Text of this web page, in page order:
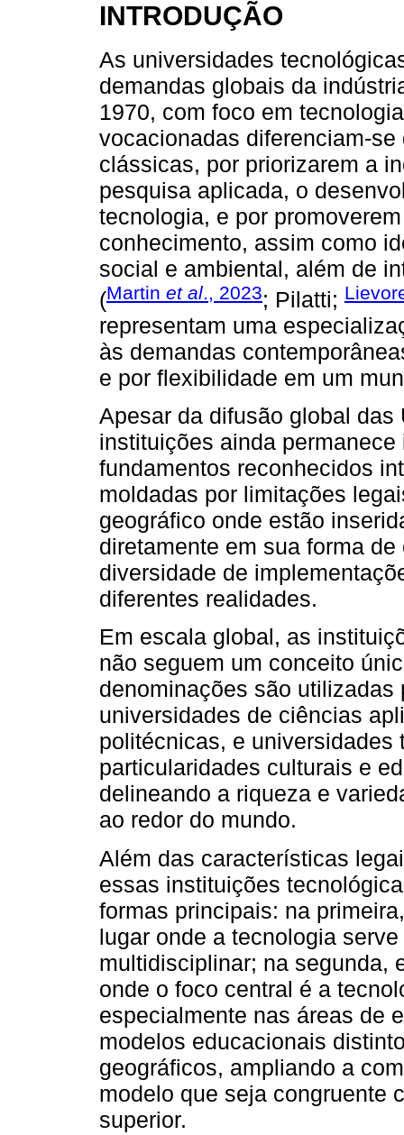
INTRODUÇÃO
As universidades
demandas globais da
1970, com foco em
vocacionadas diferenciam-
clássicas, por priorizarem a
pesquisa aplicada, o
tecnologia, e por
conhecimento, assim como
social e ambiental, além de
(Martin et al., 2023; Pilatti;
representam uma
às demandas
e por flexibilidade em um
Apesar da difusão global
instituições ainda
fundamentos reconhecidos
moldadas por limitações
geográfico onde estão
diretamente em sua forma
diversidade de
diferentes realidades.
Em escala global, as
não seguem um conceito
denominações são
universidades de ciências
politécnicas, e
particularidades culturais e
delineando a riqueza e
ao redor do mundo.
Além das características
essas instituições
formas principais: na
lugar onde a tecnologia
multidisciplinar; na segunda,
onde o foco central é a
especialmente nas áreas de
modelos educacionais
geográficos, ampliando a
modelo que seja congruente
superior.